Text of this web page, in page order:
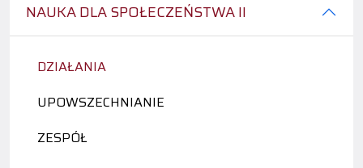
NAUKA DLA SPOŁECZEŃSTWA II
DZIAŁANIA
UPOWSZECHNIANIE
ZESPÓŁ